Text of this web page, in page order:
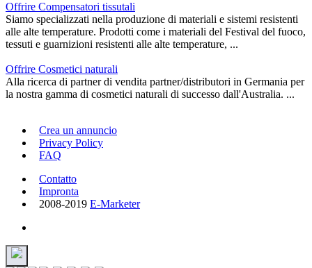
Offrire Compensatori tissutali
Siamo specializzati nella produzione di materiali e sistemi resistenti
alle alte temperature. Prodotti come i materiali del Festival del fuoco,
tessuti e guarnizioni resistenti alle alte temperature, ...
Offrire Cosmetici naturali
Alla ricerca di partner di vendita partner/distributori in Germania per
la nostra gamma di cosmetici naturali di successo dall'Australia. ...
Crea un annuncio
Privacy Policy
FAQ
Contatto
Impronta
2008-2019 E-Marketer